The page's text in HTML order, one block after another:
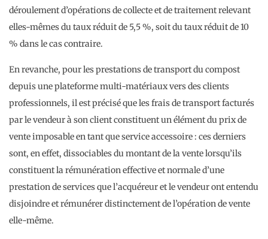
déroulement d’opérations de collecte et de traitement relevant
elles-mêmes du taux réduit de 5,5 %, soit du taux réduit de 10
% dans le cas contraire.
En revanche, pour les prestations de transport du compost
depuis une plateforme multi-matériaux vers des clients
professionnels, il est précisé que les frais de transport facturés
par le vendeur à son client constituent un élément du prix de
vente imposable en tant que service accessoire : ces derniers
sont, en effet, dissociables du montant de la vente lorsqu’ils
constituent la rémunération effective et normale d’une
prestation de services que l’acquéreur et le vendeur ont entendu
disjoindre et rémunérer distinctement de l’opération de vente
elle-même.